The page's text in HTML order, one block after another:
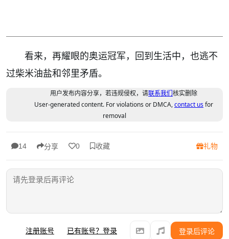
看来，再耀眼的奥运冠军，回到生活中，也逃不
过柴米油盐和邻里矛盾。
用户发布内容分享，若违规侵权，请联系我们核实删除
User-generated content. For violations or DMCA,contact usfor
removal
14 分享 0 收藏 礼物
注册账号 已有账号？登录 登录后评论